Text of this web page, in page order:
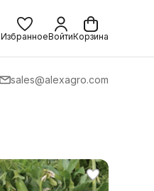
ИзбранноеВойтиКорзина
sales@alexagro.com